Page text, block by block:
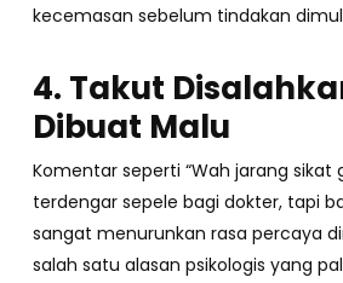
kecemasan sebelum tindakan
4. Takut
Dibuat Malu
Komentar seperti “Wah jarang sikat
terdengar sepele bagi dokter, tapi
sangat menurunkan rasa percaya
salah satu alasan psikologis yang